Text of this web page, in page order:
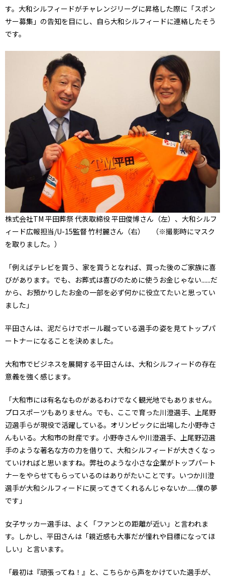
す。大和シルフィードがチャレンジリーグに昇格した際に「スポン
サー募集」の告知を目にし、自ら大和シルフィードに連絡したそう
です。
株式会社TM 平田葬祭 代表取締役 平田俊博さん（左）、大和シルフ
ィード広報担当/U-15監督 竹村麗さん（右） （※撮影時にマスク
を取りました。）
「例えばテレビを買う、家を買うとなれば、買った後のご家族に喜
びがあります。でも、お葬式は喜びのために使うお金じゃない......だ
から、お預かりしたお金の一部を必ず何かに役立てたいと思ってい
ました」
平田さんは、泥だらけでボール蹴っている選手の姿を見てトップパ
ートナーになることを決めました。
大和市でビジネスを展開する平田さんは、大和シルフィードの存在
意義を強く感じます。
「大和市には有名なものがあるわけでなく観光地でもありません。
プロスポーツもありません。でも、ここで育った川澄選手、上尾野
辺選手らが現役で活躍している。オリンピックに出場した小野寺さ
んもいる。大和市の財産です。小野寺さんや川澄選手、上尾野辺選
手のような著名な方の力を借りて、大和シルフィードが大きくなっ
ていければと思いますね。弊社のような小さな企業がトップパート
ナーをやらせてもらっているのはありがたいことです。いつか川澄
選手が大和シルフィードに戻ってきてくれるんじゃないか......僕の夢
です」
女子サッカー選手は、よく「ファンとの距離が近い」と言われま
す。しかし、平田さんは「親近感も大事だが憧れや目標になってほ
しい」と言います。
「最初は『頑張ってね！』と、こちらから声をかけていた選手が、